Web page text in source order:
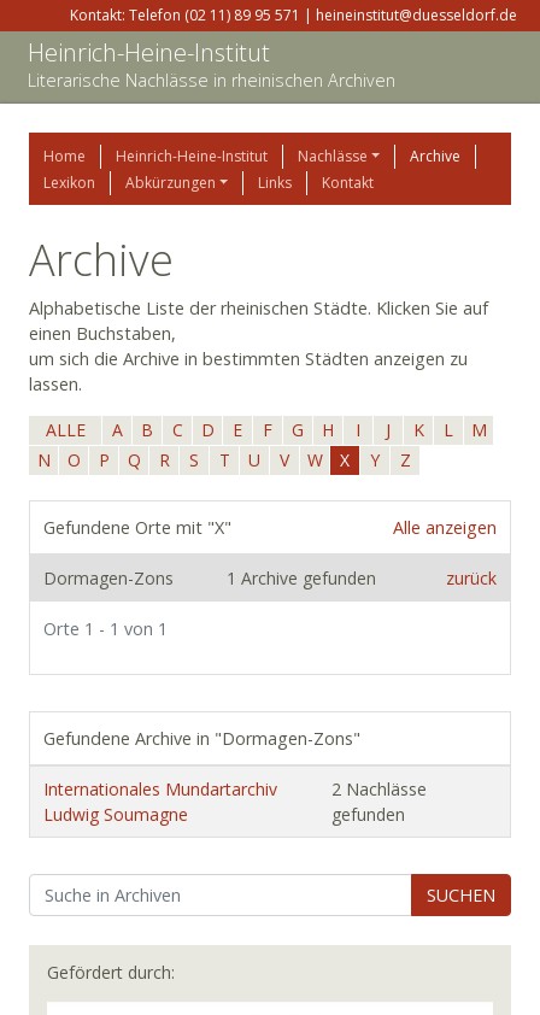
Kontakt: Telefon (02 11) 89 95 571 | heineinstitut@duesseldorf.de
Heinrich-Heine-Institut
Literarische Nachlässe in rheinischen Archiven
Home Heinrich-Heine-Institut Nachlässe
Archive
Lexikon
Abkürzungen Links Kontakt
Archive
Alphabetische Liste der rheinischen Städte. Klicken Sie auf
einen Buchstaben,
um sich die Archive in bestimmten Städten anzeigen zu
lassen.
ALLE
A B C D E F G H I J K L
M
N
O P Q R S T U V W X Y Z
Alle anzeigen
Gefundene Orte mit "X"
Dormagen-Zons 1 Archive gefunden zurück
Orte 1 - 1 von 1
Gefundene Archive in "Dormagen-Zons"
Internationales Mundartarchiv
Ludwig Soumagne
2 Nachlässe
gefunden
SUCHEN
Gefördert durch: